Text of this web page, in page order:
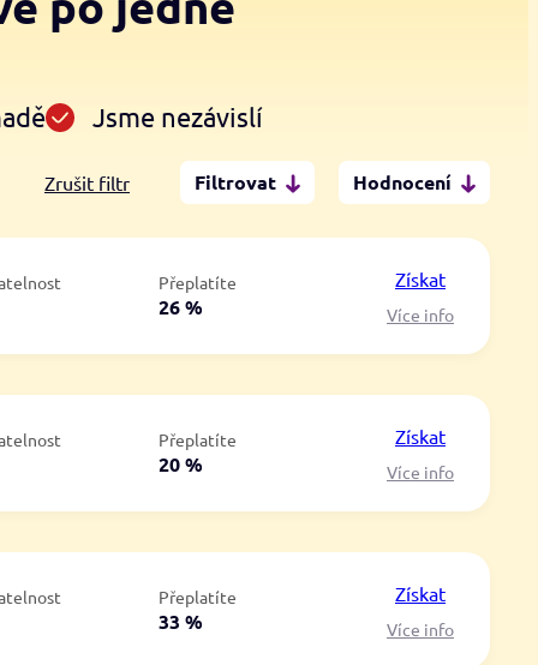
Jsme nezávislí
Zrušit filtr Filtrovat
Hodnocení
Přeplatíte
26 %
Získat
Více info
Přeplatíte
20 %
Získat
Více info
Přeplatíte
33 %
Získat
Více info